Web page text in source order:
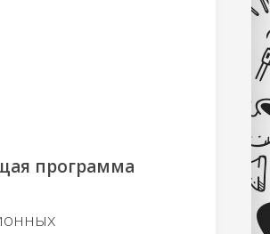
программа